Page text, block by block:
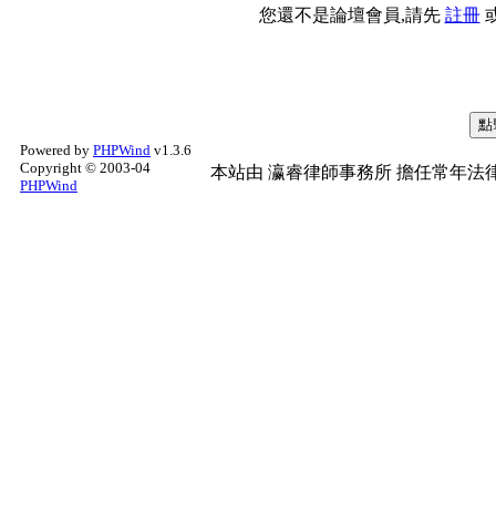
您還不是論壇會員,請先 註冊
Powered by PHPWind v1.3.6
Copyright © 2003-04
PHPWind
本站由 瀛睿律師事務所 擔任常年法